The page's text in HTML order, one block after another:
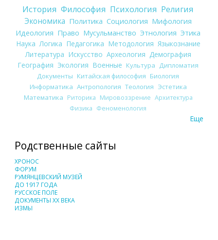
История Философия Психология Религия
Экономика Политика Социология Мифология
Идеология Право Мусульманство Этнология Этика
Наука Логика Педагогика Методология Языкознание
Литература Искусство Археология Демография
География Экология Военные Культура
Дипломатия
Документы Китайская философия Биология
Информатика Антропология Теология Эстетика
Математика Риторика Мировоззрение Архитектура
Физика Феноменология
Еще
Родственные сайты
ХРОНОС
ФОРУМ
РУМЯНЦЕВСКИЙ МУЗЕЙ
ДО 1917 ГОДА
РУССКОЕ ПОЛЕ
ДОКУМЕНТЫ XX ВЕКА
ИЗМЫ